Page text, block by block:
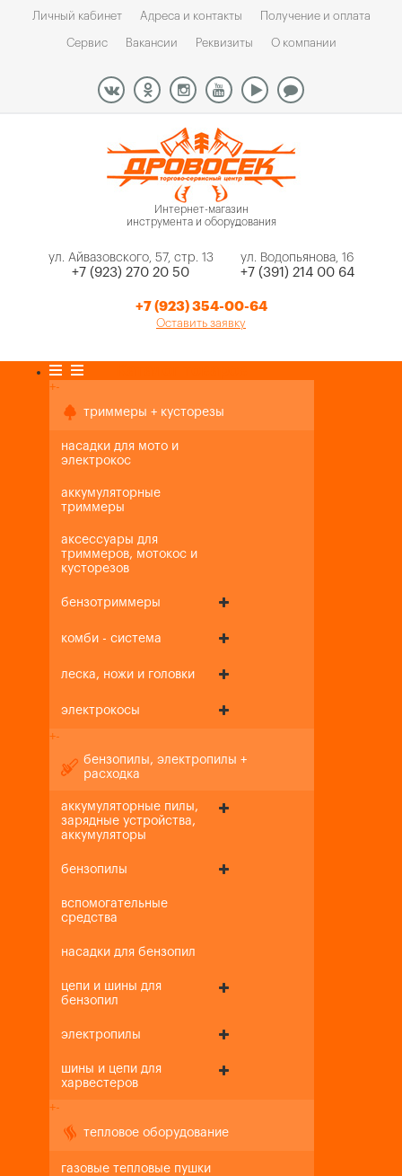
Личный кабинет Адреса и контакты Получение и оплата
Сервис Вакансии Реквизиты О компании
Интернет-магазин
инструмента и оборудования
ул. Айвазовского, 57, стр. 13
+7 (923) 270 20 50
ул. Водопьянова, 16
+7 (391) 214 00 64
+7 (923) 354-00-64
Оставить заявку
+-
триммеры + кусторезы
насадки для мото и
электрокос
аккумуляторные
триммеры
аксессуары для
триммеров, мотокос и
кусторезов
бензотриммеры
комби - система
леска, ножи и головки
электрокосы
+-
бензопилы, электропилы +
расходка
аккумуляторные пилы,
зарядные устройства,
аккумуляторы
бензопилы
вспомогательные
средства
насадки для бензопил
цепи и шины для
бензопил
электропилы
шины и цепи для
харвестеров
+-
тепловое оборудование
газовые тепловые пушки